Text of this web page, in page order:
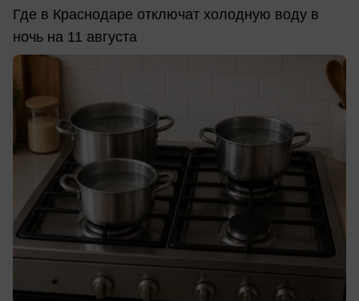
Где в Краснодаре отключат холодную воду в
ночь на 11 августа